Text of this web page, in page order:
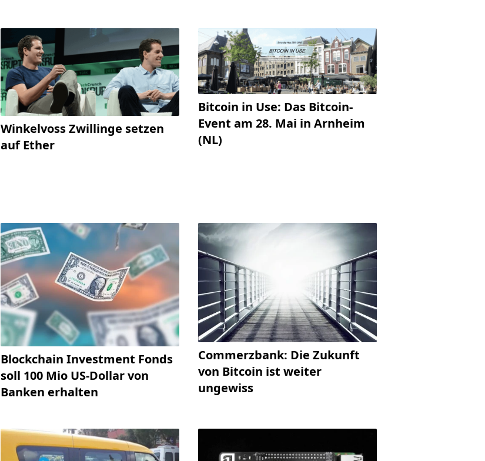
Winkelvoss Zwillinge setzen
auf Ether
Bitcoin in Use: Das Bitcoin-
Event am 28. Mai in Arnheim
(NL)
Blockchain Investment Fonds
soll 100 Mio US-Dollar von
Banken erhalten
Commerzbank: Die Zukunft
von Bitcoin ist weiter
ungewiss